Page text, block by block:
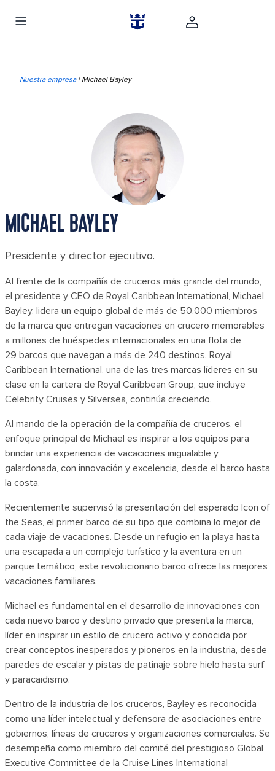
Nuestra empresa| Michael Bayley
MICHAEL BAYLEY
Presidente y director ejecutivo.
Al frente de la compañía de cruceros más grande del mundo,
el presidente y CEO de Royal Caribbean International, Michael
Bayley, lidera un equipo global de más de 50.000 miembros
de la marca que entregan vacaciones en crucero memorables
a millones de huéspedes internacionales en una flota de
29 barcos que navegan a más de 240 destinos. Royal
Caribbean International, una de las tres marcas líderes en su
clase en la cartera de Royal Caribbean Group, que incluye
Celebrity Cruises y Silversea, continúa creciendo.
Al mando de la operación de la compañía de cruceros, el
enfoque principal de Michael es inspirar a los equipos para
brindar una experiencia de vacaciones inigualable y
galardonada, con innovación y excelencia, desde el barco hasta
la costa.
Recientemente supervisó la presentación del esperado Icon of
the Seas, el primer barco de su tipo que combina lo mejor de
cada viaje de vacaciones. Desde un refugio en la playa hasta
una escapada a un complejo turístico y la aventura en un
parque temático, este revolucionario barco ofrece las mejores
vacaciones familiares.
Michael es fundamental en el desarrollo de innovaciones con
cada nuevo barco y destino privado que presenta la marca,
líder en inspirar un estilo de crucero activo y conocida por
crear conceptos inesperados y pioneros en la industria, desde
paredes de escalar y pistas de patinaje sobre hielo hasta surf
y paracaidismo.
Dentro de la industria de los cruceros, Bayley es reconocida
como una líder intelectual y defensora de asociaciones entre
gobiernos, líneas de cruceros y organizaciones comerciales. Se
desempeña como miembro del comité del prestigioso Global
Executive Committee de la Cruise Lines International